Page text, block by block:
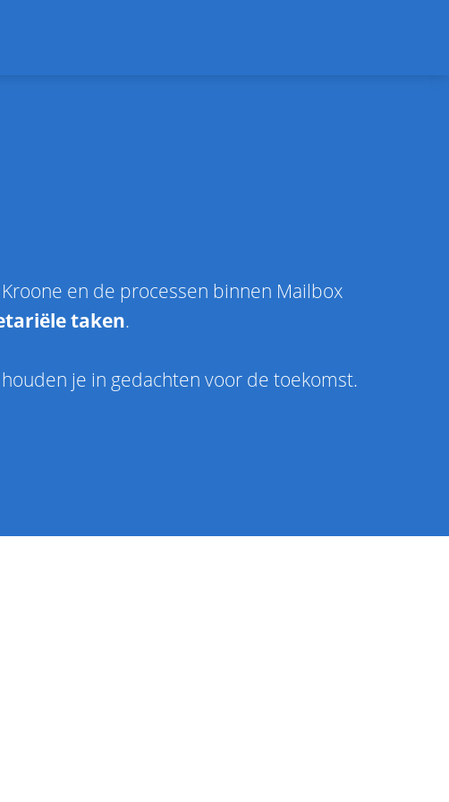
en de processen binnen Mailbox
taken.
je in gedachten voor de toekomst.